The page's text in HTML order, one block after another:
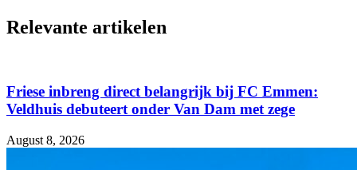
Relevante artikelen
Friese inbreng direct belangrijk bij FC Emmen:
Veldhuis debuteert onder Van Dam met zege
August 8, 2026